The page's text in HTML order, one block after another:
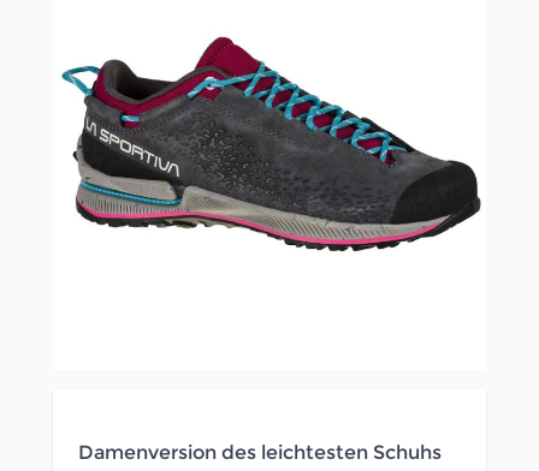
Damenversion des leichtesten Schuhs